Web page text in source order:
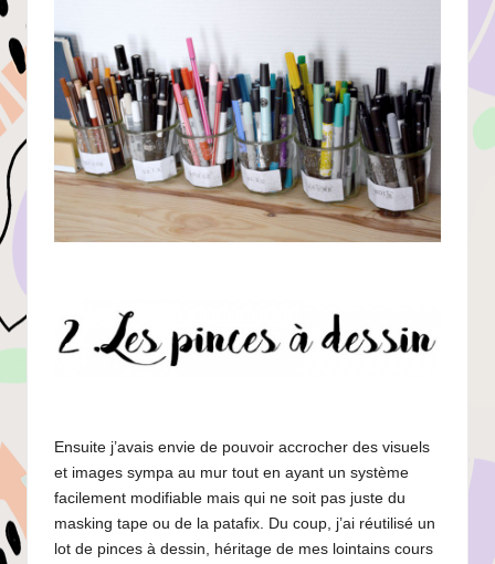
Ensuite j’avais envie de pouvoir accrocher des visuels
et images sympa au mur tout en ayant un système
facilement modifiable mais qui ne soit pas juste du
masking tape ou de la patafix. Du coup, j’ai réutilisé un
lot de pinces à dessin, héritage de mes lointains cours